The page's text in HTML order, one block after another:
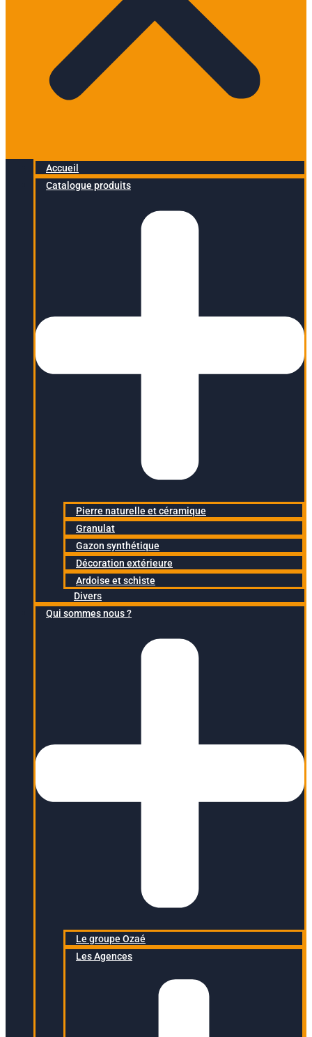
Accueil
Catalogue produits
Pierre naturelle et céramique
Granulat
Gazon synthétique
Décoration extérieure
Ardoise et schiste
Divers
Qui sommes nous ?
Le groupe Ozaé
Les Agences